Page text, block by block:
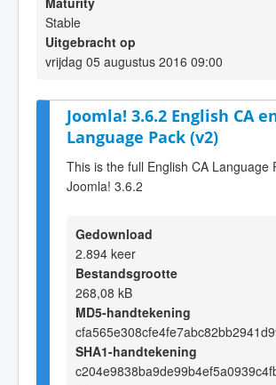
Stable
Uitgebracht op
vrijdag 05 augustus 2016 09:00
Joomla! 3.6.2 English CA
Language Pack (v2)
This is the full English CA Language
Joomla! 3.6.2
Gedownload
2.894 keer
Bestandsgrootte
268,08 kB
MD5-handtekening
SHA1-handtekening